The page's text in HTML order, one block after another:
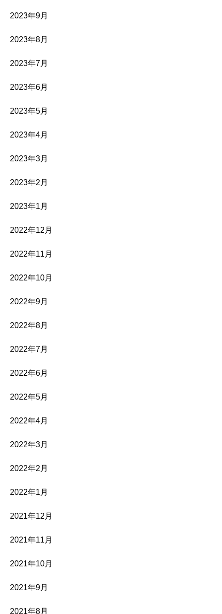
2023年9月
2023年8月
2023年7月
2023年6月
2023年5月
2023年4月
2023年3月
2023年2月
2023年1月
2022年12月
2022年11月
2022年10月
2022年9月
2022年8月
2022年7月
2022年6月
2022年5月
2022年4月
2022年3月
2022年2月
2022年1月
2021年12月
2021年11月
2021年10月
2021年9月
2021年8月